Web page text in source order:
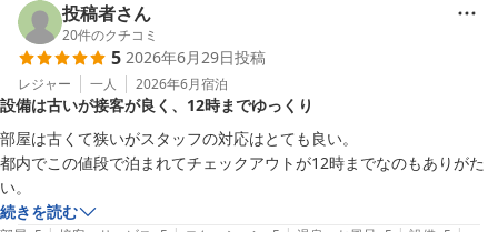
また、ご滞在中はゆっくりお休みいただけたとのこと、安心いたし
ました。
当館はコンパクトな造りではございますが、寝るだけのご利用には
十分との評価をいただき、励みになっております。
今後も快適にお過ごしいただけるよう努めてまいります。
ホテルサンターガス大塚店
投稿者さん
20件のクチコミ
5 2026年6月29日投稿
レジャー 一人 2026年6月宿泊
設備は古いが接客が良く、12時までゆっくり
部屋は古くて狭いがスタッフの対応はとても良い。
都内でこの値段で泊まれてチェックアウトが12時までなのもありがた
い。
続きを読む